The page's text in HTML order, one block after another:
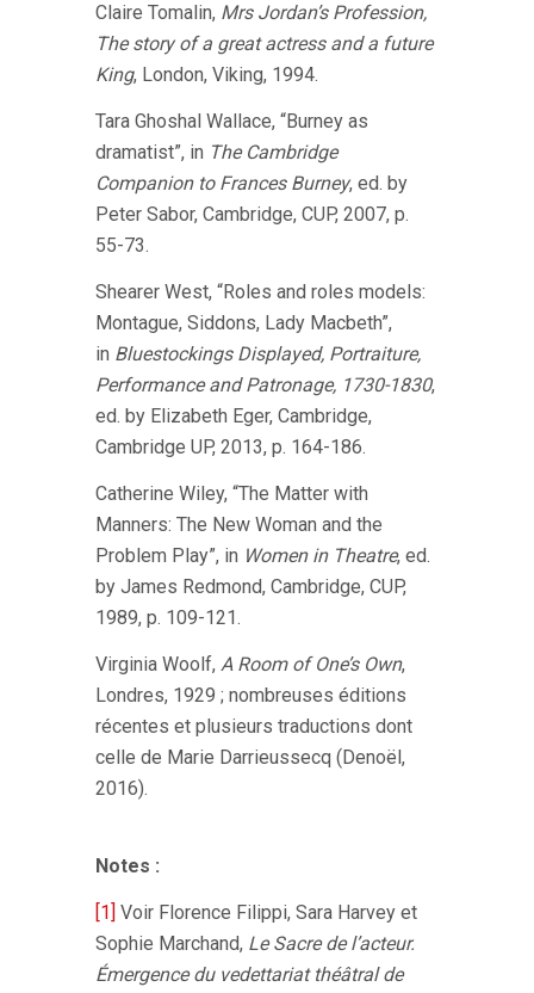
Claire Tomalin, Mrs Jordan’s Profession,
The story of a great actress and a future
King, London, Viking, 1994.
Tara Ghoshal Wallace, “Burney as
dramatist”, in The Cambridge
Companion to Frances Burney, ed. by
Peter Sabor, Cambridge, CUP, 2007, p.
55-73.
Shearer West, “Roles and roles models:
Montague, Siddons, Lady Macbeth”,
in Bluestockings Displayed, Portraiture,
Performance and Patronage, 1730-1830,
ed. by Elizabeth Eger, Cambridge,
Cambridge UP, 2013, p. 164-186.
Catherine Wiley, “The Matter with
Manners: The New Woman and the
Problem Play”, in Women in Theatre, ed.
by James Redmond, Cambridge, CUP,
1989, p. 109-121.
Virginia Woolf, A Room of One’s Own,
Londres, 1929 ; nombreuses éditions
récentes et plusieurs traductions dont
celle de Marie Darrieussecq (Denoël,
2016).
Notes :
[1] Voir Florence Filippi, Sara Harvey et
Sophie Marchand, Le Sacre de l’acteur.
Émergence du vedettariat théâtral de